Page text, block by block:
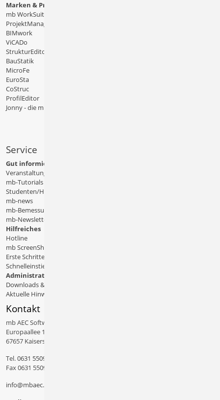
Marken & Produkte
mb WorkSuite
ProjektManager
BIMwork
ViCADo
StrukturEditor
BauStatik
MicroFe
EuroSta
CoStruc
ProfilEditor
Jonny - die mb-App
Service
Gut informiert
Veranstaltungen
mb-Tutorials
Studenten/Hochschule
mb-news
mb-Bemessungstafeln
mb-Newsletter
Hilfreiches
Hotline
mb ScreenShare
Erste Schritte
Schnelleinstiege & Doku
Administratives
Downloads & Patches
Aktuelle Hinweise
Kontakt
mb AEC Software GmbH
Europaallee 14
67657 Kaiserslautern
Tel.0631 550999 11
Fax 0631 550999 20
info@mbaec.de